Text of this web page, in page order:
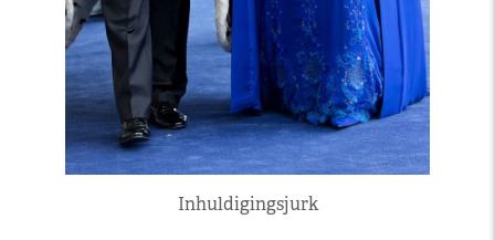
Inhuldigingsjurk